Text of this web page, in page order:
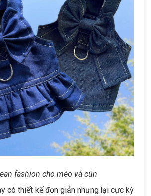
fashion cho mèo và cún
có thiết kế đơn giản nhưng lại cực kỳ